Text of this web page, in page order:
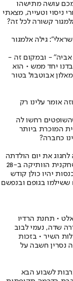
עושה מתישהו
ניסוי וטעייה, מצאתי
קשורה לכל זה?
גילה אלמגור
אביה" - ובמקום זה -
יחד ממש • הוא
אבוטבול בטור
אומר עלינו רק
רחשו לה
המוכרת ביותר
כחברה?
לחגוג את יום הולדתה
בתיאטרון צוותא יערכו אירוע הצדעה מוזיקלית לשחקנית הוותיקה ב-28
יהיו כולן קודש
ששילמו בגופם ובנפשם
• תחנת הרדיו
שדה, נעמי לבוב
השיר • בזכות
נסרין חשבה על
לשבוע הבא